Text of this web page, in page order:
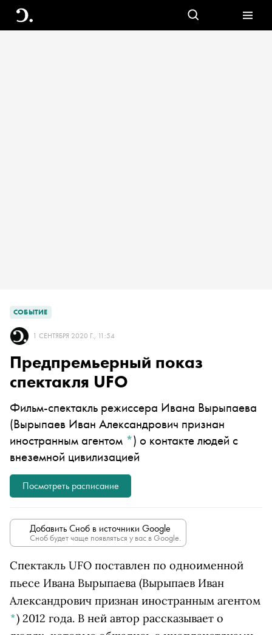
СОБЫТИЕ
1 СЕНТЯБРЯ 2020 Г., 11:54
Предпремьерный показ
спектакля UFO
Фильм-спектакль режиссера Ивана Вырыпаева
(Вырыпаев Иван Александрович признан
иностранным агентом *) о контакте людей с
внеземной цивилизацией
Посмотреть расписание
Добавить Сноб в источники Google
Сноб будет чаще появляться у вас в Google.
Спектакль UFO поставлен по одноименной
пьесе Ивана Вырыпаева (Вырыпаев Иван
Александрович признан иностранным агентом
*) 2012 года. В ней автор рассказывает о